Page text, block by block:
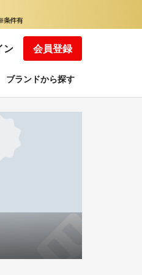
ン 会員登録
ブランドから探す